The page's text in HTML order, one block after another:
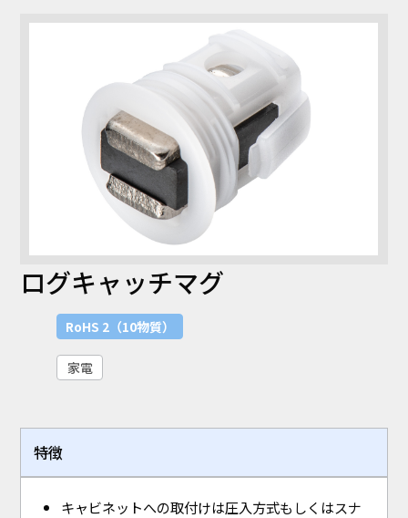
ログキャッチマグ
RoHS 2（10物質）
家電
特徴
キャビネットへの取付けは圧入方式もしくはスナ